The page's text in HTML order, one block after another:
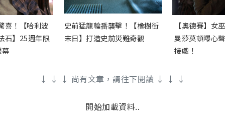
喜！【哈利波
石】25週年限
史前猛龍輪番襲擊！【橡樹街
末日】打造史前災難奇觀
【奧德賽】女
曼莎莫頓曝心
接戲！
↓ ↓ ↓ 尚有文章，請往下閱讀 ↓ ↓ ↓
開始加載資料..